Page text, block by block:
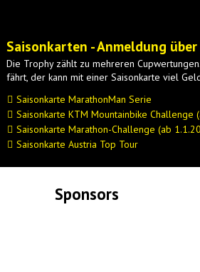
Saisonkarten - Anmeldung
Die Trophy zählt zu mehreren
fährt, der kann mit einer Saisonkarte viel
Saisonkarte MarathonMan Serie
Saisonkarte KTM Mountainbike Challenge
Saisonkarte Marathon-Challenge (ab
Saisonkarte Austria Top Tour
Sponsors